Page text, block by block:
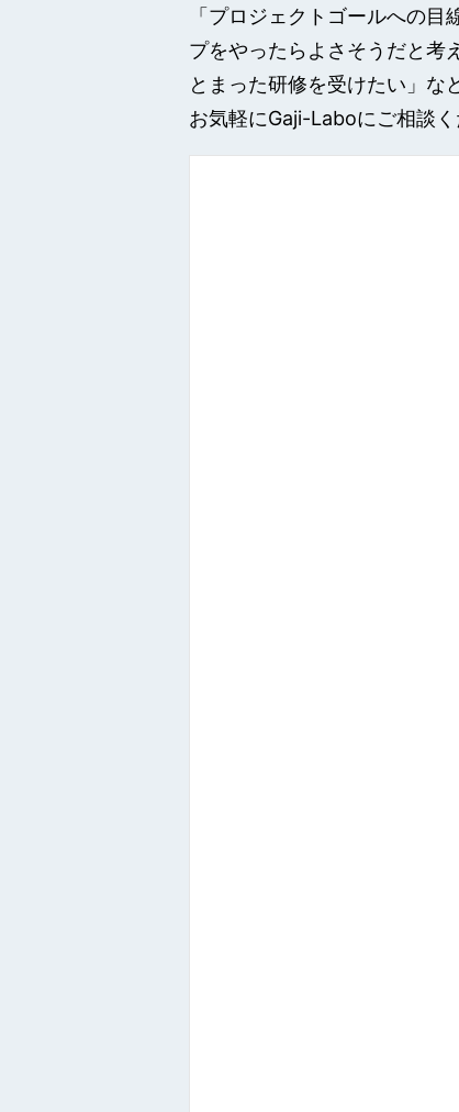
「プロジェクトゴールへの
プをやったらよさそうだと考
とまった研修を受けたい」な
お気軽にGaji-Laboにご相談く